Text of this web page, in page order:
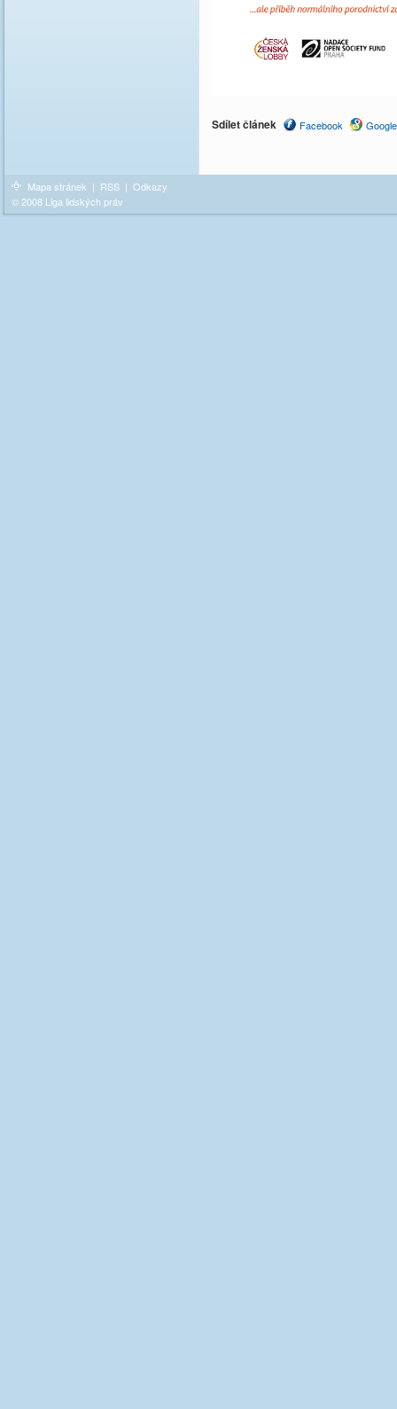
Sdílet článek Facebook Google
Mapa stránek | RSS | Odkazy
© 2008 Liga lidských práv